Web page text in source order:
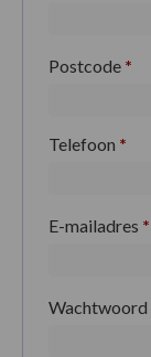
Postcode *
Telefoon *
E-mailadres *
Wachtwoord